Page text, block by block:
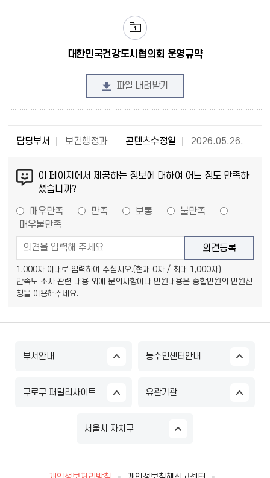
대한민국건강도시협의회 운영규약
파일 내려받기
담당부서 보건행정과 콘텐츠수정일 2026.05.26.
이 페이지에서 제공하는 정보에 대하여 어느 정도 만족하
셨습니까?
매우만족 만족 보통
불만족
매우불만족
1,000자 이내로 입력하여 주십시오.(현재 0자 / 최대 1,000자)
만족도 조사 관련 내용 외에 문의사항이나 민원내용은 종합민원의 민원신
청을 이용해주세요.
부서안내 동주민센터안내
구로구 패밀리사이트 유관기관
서울시 자치구